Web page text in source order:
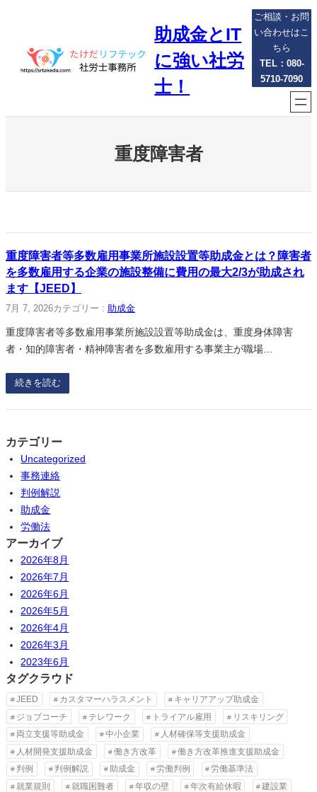
プ
助成金とIT
に強い社労
士！
ご相談・お問
い合わせはこ
ちら
TEL：080-
5710-7090
重度障害者
重度障害者等多数雇用事業所施設設置等助成金とは？障害者
を多数雇用する企業の施設整備に費用の最大2/3が助成され
ます【JEED】
7月 7, 2026カテゴリー : 助成金
重度障害者等多数雇用事業所施設設置等助成金は、重度身体障害
者・知的障害者・精神障害者を多数雇用する事業主が職場…
続きを読む
カテゴリー
Uncategorized
事務連絡
判例解説
助成金
労働法
アーカイブ
2026年8月
2026年7月
2026年6月
2026年5月
2026年4月
2026年3月
2023年6月
タグクラウド
JEED カスタマーハラスメント
キャリアアップ助成金
ジョブコーチ
テレワーク トライアル雇用
リスキリング
両立支援等助成金
中小企業
人材確保等支援助成金
人材開発支援助成金
働き方改革
働き方改革推進支援助成金
判例
判例解説 助成金 労働判例
労働基準法
就業規則
就職困難者 年収の壁 年次有給休暇
建設業